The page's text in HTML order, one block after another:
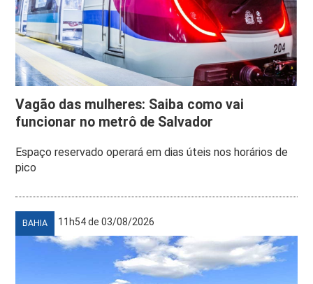
Vagão das mulheres: Saiba como vai
funcionar no metrô de Salvador
Espaço reservado operará em dias úteis nos horários de
pico
BAHIA 11h54 de 03/08/2026